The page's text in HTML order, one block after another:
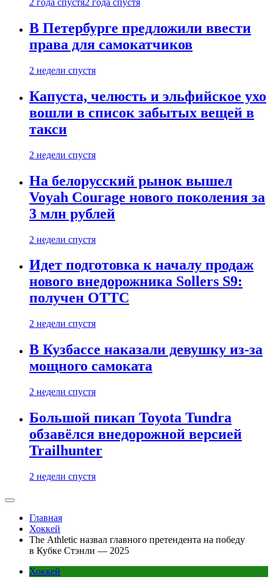
2 года спустя2 года спустя
В Петербурге предложили ввести
права для самокатчиков
2 недели спустя
Капуста, челюсть и эльфийское ухо
вошли в список забытых вещей в
такси
2 недели спустя
На белорусский рынок вышел
Voyah Courage нового поколения за
3 млн рублей
2 недели спустя
Идет подготовка к началу продаж
нового внедорожника Sollers S9:
получен ОТТС
2 недели спустя
В Кузбассе наказали девушку из-за
мощного самоката
2 недели спустя
Большой пикап Toyota Tundra
обзавёлся внедорожной версией
Trailhunter
2 недели спустя
Главная
Хоккей
The Athletic назвал главного претендента на победу
в Кубке Стэнли — 2025
Хоккей